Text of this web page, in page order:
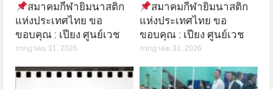
สมาคมกีฬายิมนาสติก
แห่งประเทศไทย ขอ
ขอบคุณ : เปียง ศูนย์เวช
กรกฎาคม 31, 2026
สมาคมกีฬายิมนาสติก
แห่งประเทศไทย ขอ
ขอบคุณ : เปียง ศูนย์เวช
กรกฎาคม 31, 2026